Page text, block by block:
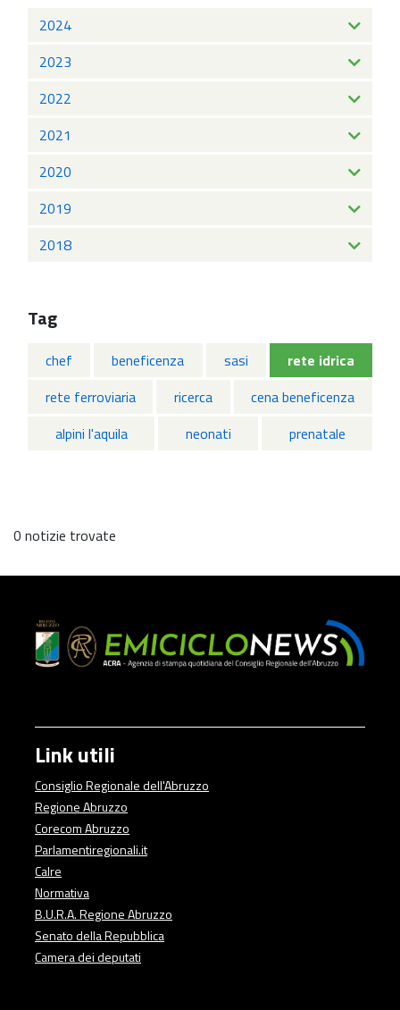
2024
2023
2022
2021
2020
2019
2018
Tag
chef beneficenza sasi
rete idrica
rete ferroviaria
ricerca
cena beneficenza
alpini l'aquila
neonati prenatale
0 notizie trovate
Link utili
Consiglio Regionale dell'Abruzzo
Regione Abruzzo
Corecom Abruzzo
Parlamentiregionali.it
Calre
Normativa
B.U.R.A. Regione Abruzzo
Senato della Repubblica
Camera dei deputati